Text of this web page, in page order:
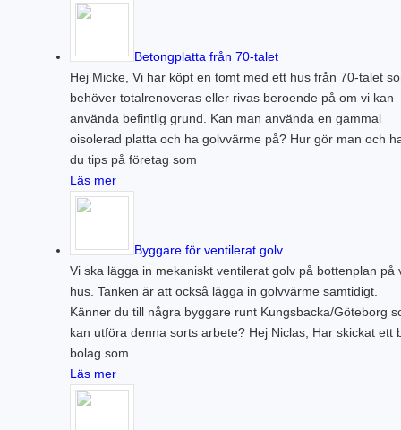
Betongplatta från 70-talet
Hej Micke, Vi har köpt en tomt med ett hus från 70-talet
behöver totalrenoveras eller rivas beroende på om vi kan
använda befintlig grund. Kan man använda en gammal
oisolerad platta och ha golvvärme på? Hur gör man och
du tips på företag som
Läs mer
Byggare för ventilerat golv
Vi ska lägga in mekaniskt ventilerat golv på bottenplan på
hus. Tanken är att också lägga in golvvärme samtidigt.
Känner du till några byggare runt Kungsbacka/Göteborg
kan utföra denna sorts arbete? Hej Niclas, Har skickat ett
bolag som
Läs mer